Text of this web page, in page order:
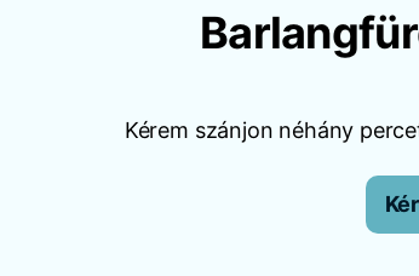
Kérem szánjon néhány